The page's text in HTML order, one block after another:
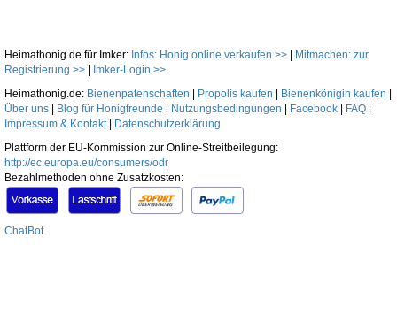
Heimathonig.de für Imker: Infos: Honig online verkaufen >>
Mitmachen: zur
Registrierung >>
Imker-Login >>
Heimathonig.de: Bienenpatenschaften Propolis kaufen Bienenkönigin kaufen
Über uns
Blog für Honigfreunde Nutzungsbedingungen Facebook FAQ
Impressum & Kontakt|
Datenschutzerklärung
Plattform der EU-Kommission zur Online-Streitbeilegung:
http://ec.europa.eu/consumers/odr
Bezahlmethoden ohne Zusatzkosten:
ChatBot